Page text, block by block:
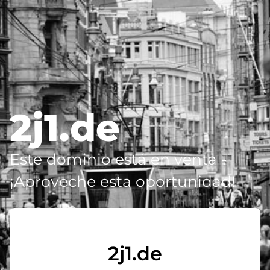
2j1.de
Este dominio está en venta -
¡Aproveche esta oportunidad!
2j1.de